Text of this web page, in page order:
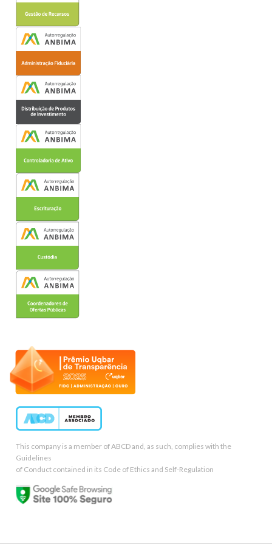
This company is a member of ABCD and, as such, complies with the
Guidelines
of Conduct contained in its Code of Ethics and Self-Regulation